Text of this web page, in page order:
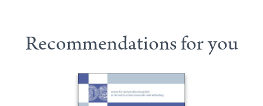
Recommendations for you